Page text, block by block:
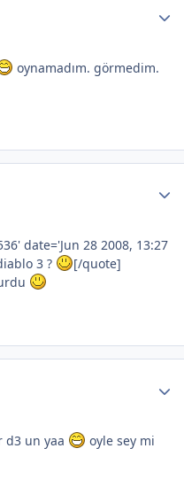
oynamadım. görmedim.
date='Jun 28 2008, 13:27
3 ?
[/quote]
d3 un yaa
oyle sey mi